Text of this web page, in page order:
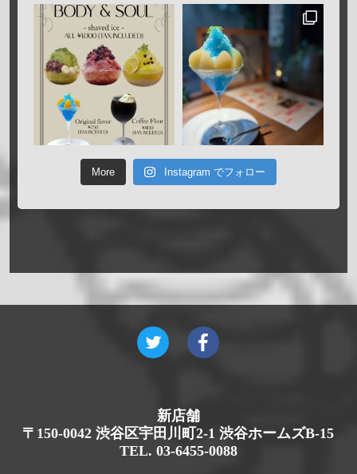
More Instagram でフォロー
新店舗
〒150-0042 渋谷区宇田川町2-1 渋谷ホームズB-15
TEL. 03-6455-0088